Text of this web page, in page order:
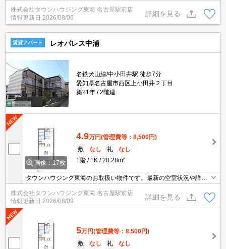
株式会社タウンハウジング東海 名古屋駅前店
情報更新日 2026/08/06
詳細を見る
賃貸アパート レオパレス中浦
名鉄犬山線/中小田井駅 徒歩7分
愛知県名古屋市西区上小田井２丁目
築21年
2階建
画像：17枚
4.9万円(管理費等：8,500円)
敷
なし 礼
なし
1階
1K 20.28m²
タウンハウジング東海のお取扱い物件です。最新の空室状況や詳細
などお気軽にお問い合わせください。
株式会社タウンハウジング東海 名古屋駅前店
情報更新日 2026/08/09
詳細を見る
5万円(管理費等：8,500円)
敷
なし 礼
なし